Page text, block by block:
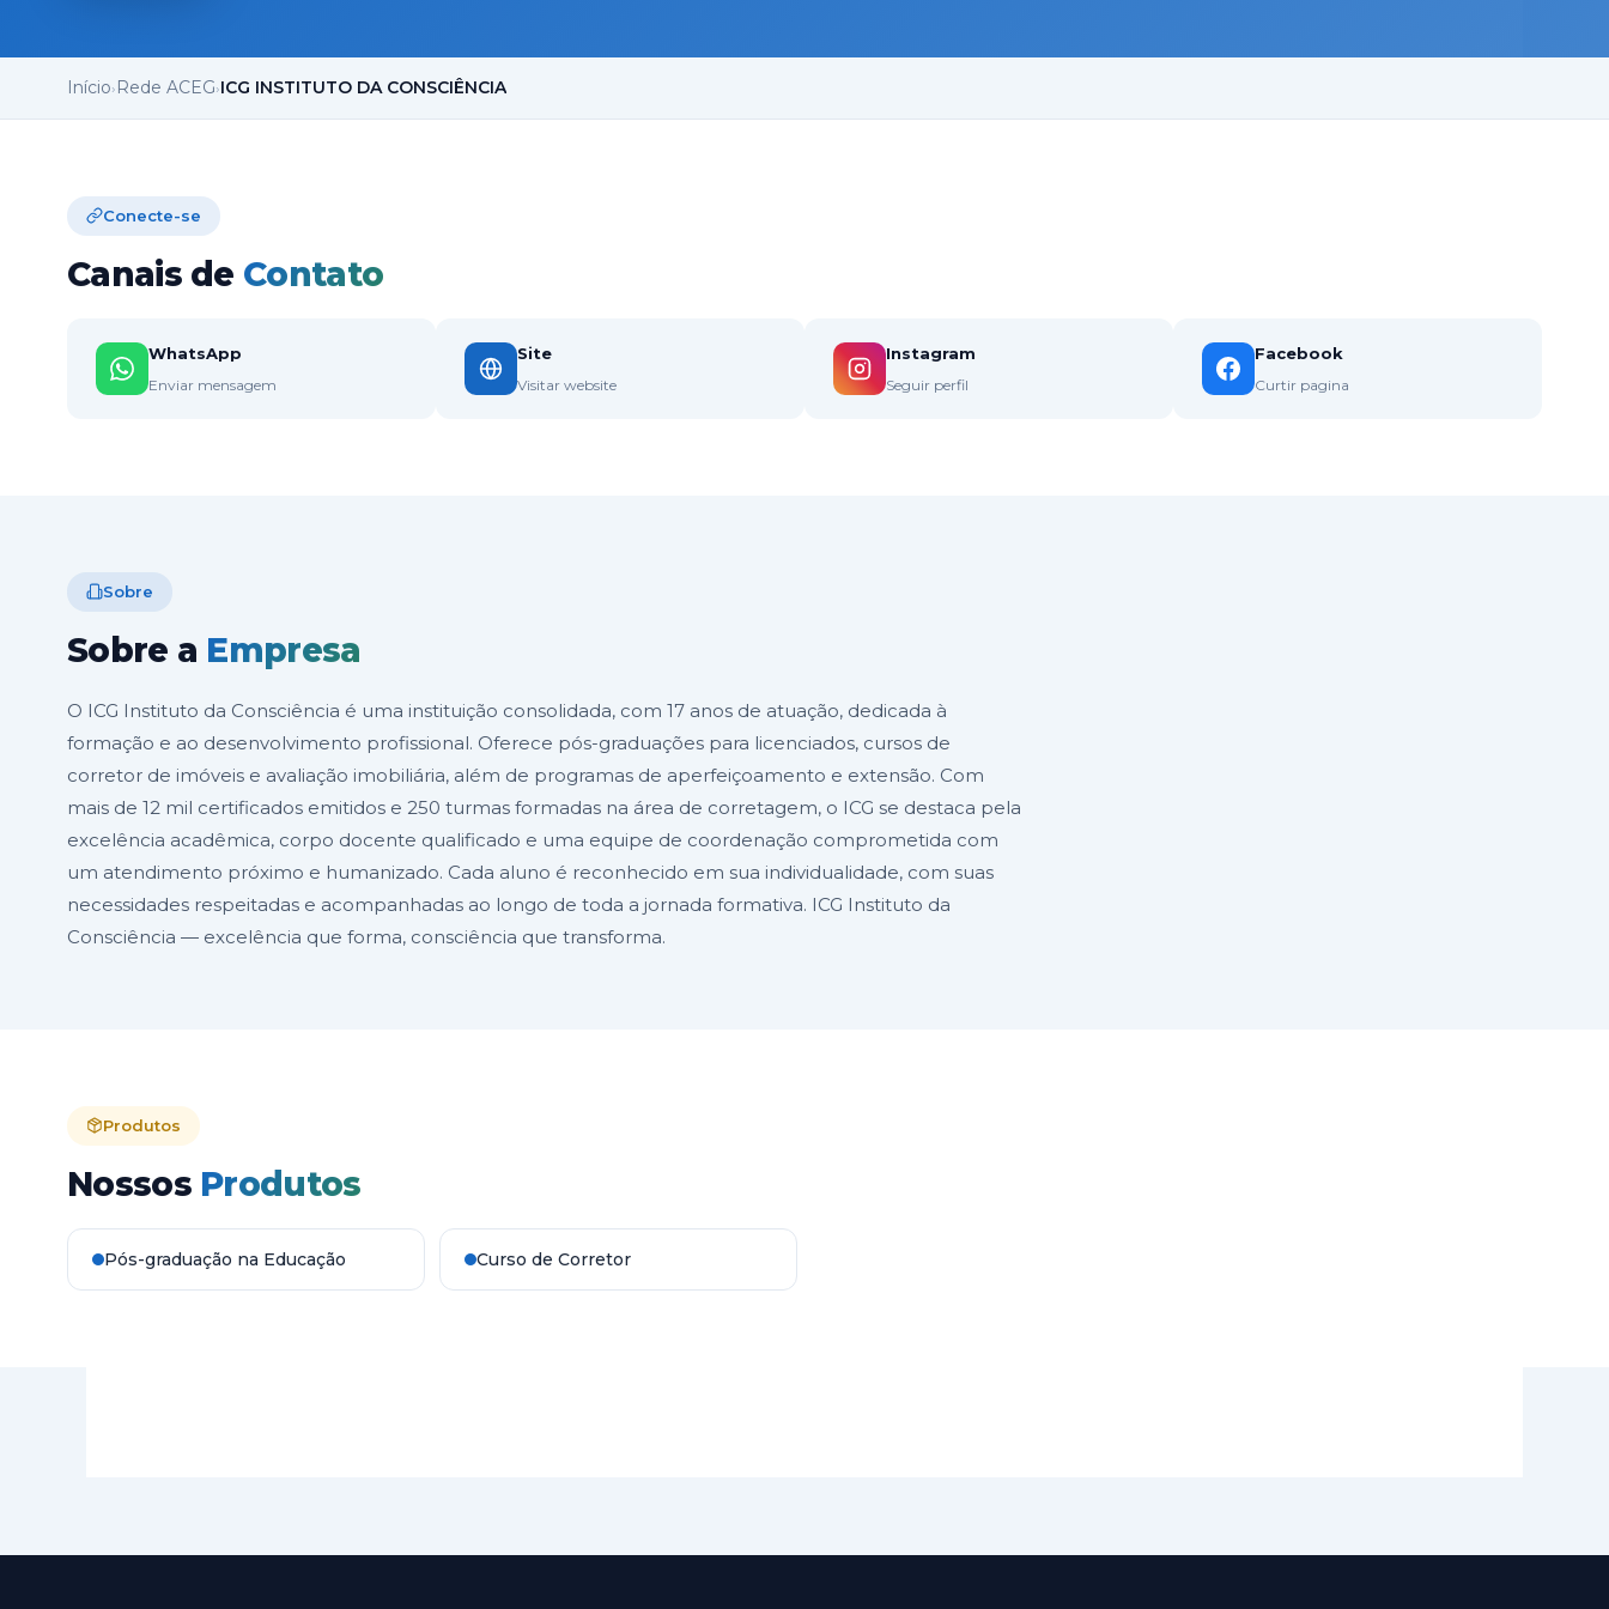
Início› Rede ACEG›ICG INSTITUTO DA CONSCIÊNCIA
Conecte-se
Canais de Contato
WhatsApp
Enviar mensagem
Site
Visitar website
Instagram
Seguir perfil
Facebook
Curtir pagina
Sobre
Sobre a Empresa
O ICG Instituto da Consciência é uma instituição consolidada, com 17 anos de atuação, dedicada à
formação e ao desenvolvimento profissional. Oferece pós-graduações para licenciados, cursos de
corretor de imóveis e avaliação imobiliária, além de programas de aperfeiçoamento e extensão. Com
mais de 12 mil certificados emitidos e 250 turmas formadas na área de corretagem, o ICG se destaca pela
excelência acadêmica, corpo docente qualificado e uma equipe de coordenação comprometida com
um atendimento próximo e humanizado. Cada aluno é reconhecido em sua individualidade, com suas
necessidades respeitadas e acompanhadas ao longo de toda a jornada formativa. ICG Instituto da
Consciência — excelência que forma, consciência que transforma.
Produtos
Nossos Produtos
Pós-graduação na Educação Curso de Corretor